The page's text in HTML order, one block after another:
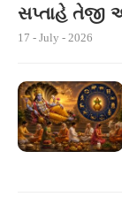
સપ્તાહે
17 - July - 2026